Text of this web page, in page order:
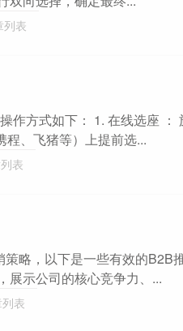
列表
作方式如下： 1. 在线选座
、飞猪等）上提前选...
表
略，以下是一些有效的B2B
展示公司的核心竞争力、...
表